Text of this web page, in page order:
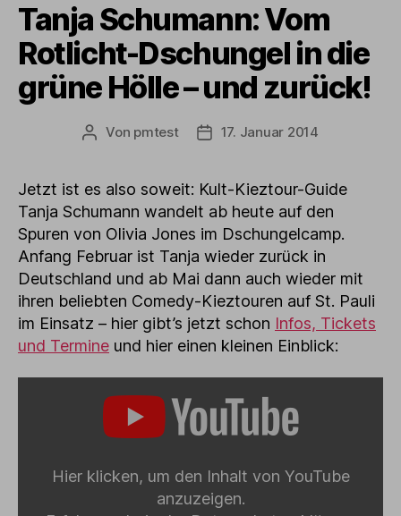
Tanja Schumann: Vom
Rotlicht-Dschungel in die
grüne Hölle – und zurück!
Beitragsautor
Von pmtest Veröffentlichungsdatum
17. Januar 2014
Jetzt ist es also soweit: Kult-Kieztour-Guide
Tanja Schumann wandelt ab heute auf den
Spuren von Olivia Jones im Dschungelcamp.
Anfang Februar ist Tanja wieder zurück in
Deutschland und ab Mai dann auch wieder mit
ihren beliebten Comedy-Kieztouren auf St. Pauli
im Einsatz – hier gibt’s jetzt schon Infos, Tickets
und Termine und hier einen kleinen Einblick:
Hier klicken, um den Inhalt von YouTube
anzuzeigen.